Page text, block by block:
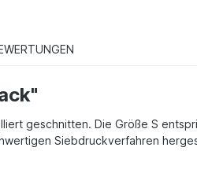
geschnitten. Die Größe S
Siebdruckverfahren